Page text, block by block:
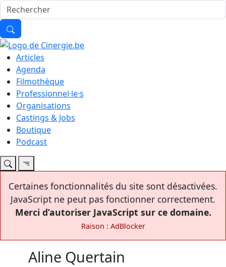
Articles
Agenda
Filmothèque
Professionnel·le·s
Organisations
Castings & Jobs
Boutique
Podcast
Certaines fonctionnalités du site sont désactivées.
JavaScript ne peut pas fonctionner correctement.
Merci d’autoriser JavaScript sur ce domaine.
Raison : AdBlocker
Aline Quertain